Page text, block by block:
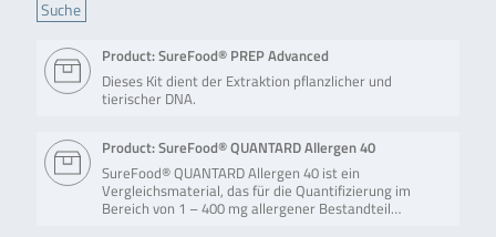
Product: SureFood® PREP Advanced
Dieses Kit dient der Extraktion pflanzlicher und
tierischer DNA.
Product: SureFood® QUANTARD Allergen 40
SureFood® QUANTARD Allergen 40 ist ein
Vergleichsmaterial, das für die Quantifizierung im
Bereich von 1 – 400 mg allergener Bestandteil…